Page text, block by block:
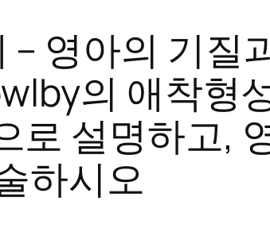
영아의 기질
의 애착형
로 설명하고,
하시오